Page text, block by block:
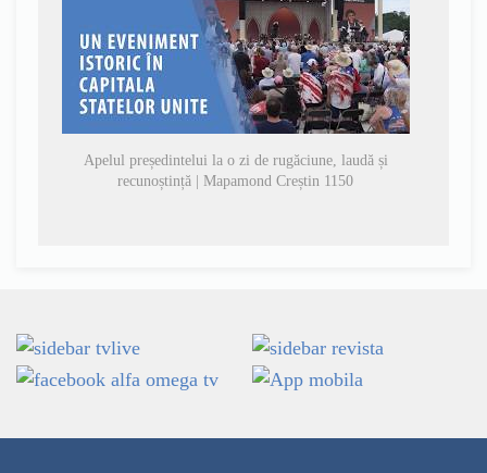
Apelul președintelui la o zi de rugăciune, laudă și
recunoștință | Mapamond Creștin 1150